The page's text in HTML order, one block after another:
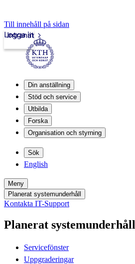
Till innehåll på sidan
Intranät
Logga in
Din anställning
Stöd och service
Utbilda
Forska
Organisation och styrning
Sök
English
Meny
Planerat systemunderhåll
Kontakta IT-Support
Planerat systemunderhåll
Servicefönster
Uppgraderingar